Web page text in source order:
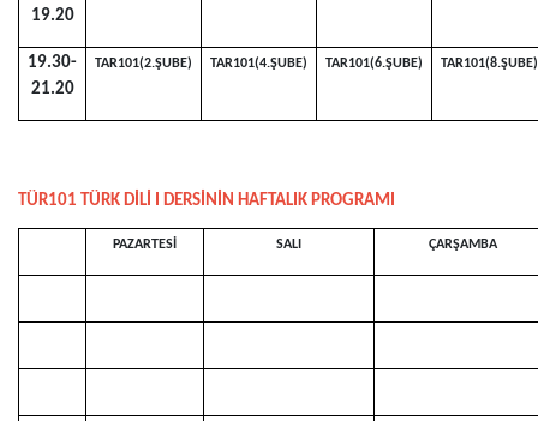
19.20
19.30-
21.20
TAR101(2.ŞUBE) TAR101(4.ŞUBE) TAR101(6.ŞUBE) TAR101(8.ŞUBE)
TÜR101 TÜRK DİLİ I DERSİNİN HAFTALIK PROGRAMI
PAZARTESİ SALI ÇARŞAMBA